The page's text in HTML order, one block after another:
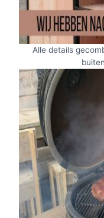
Alle details